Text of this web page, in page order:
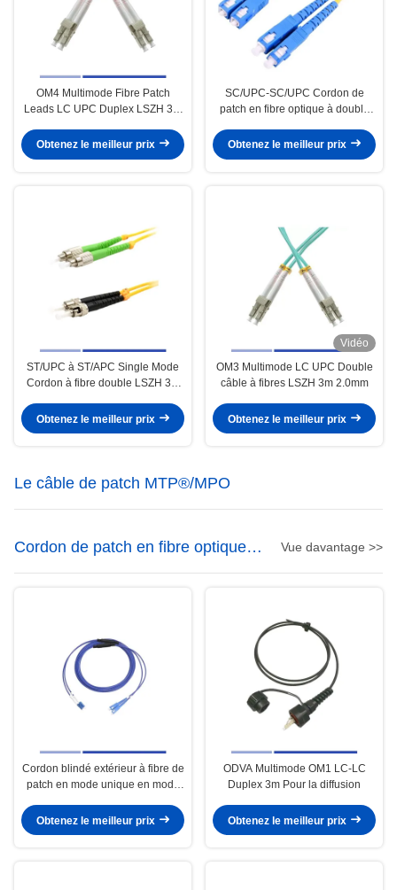
OM4 Multimode Fibre Patch
Leads LC UPC Duplex LSZH 3m
Obtenez le meilleur prix
SC/UPC-SC/UPC Cordon de
patch en fibre optique à double
Obtenez le meilleur prix
ST/UPC à ST/APC Single Mode
Cordon à fibre double LSZH 3m
Obtenez le meilleur prix
Vidéo
OM3 Multimode LC UPC Double
câble à fibres LSZH 3m 2.0mm
Obtenez le meilleur prix
Le câble de patch MTP®/MPO
Cordon de patch en fibre optique
blindé
Vue davantage >>
Cordon blindé extérieur à fibre de
patch en mode unique en mode
Obtenez le meilleur prix
ODVA Multimode OM1 LC-LC
Duplex 3m Pour la diffusion
Obtenez le meilleur prix